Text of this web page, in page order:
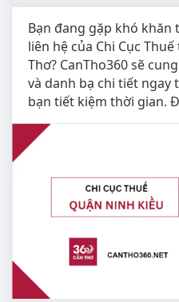
Bạn đang gặp khó
liên hệ của Chi Cục
Thơ? CanTho360 sẽ
và danh bạ chi tiết ngay
bạn tiết kiệm thời gian.